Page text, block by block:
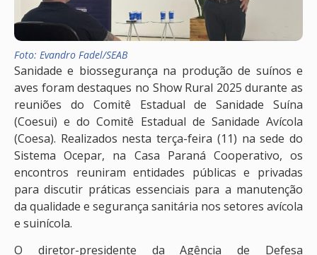
Foto: Evandro Fadel/SEAB
Sanidade e biossegurança na produção de suínos e
aves foram destaques no Show Rural 2025 durante as
reuniões do Comitê Estadual de Sanidade Suína
(Coesui) e do Comitê Estadual de Sanidade Avícola
(Coesa). Realizados nesta terça-feira (11) na sede do
Sistema Ocepar, na Casa Paraná Cooperativo, os
encontros reuniram entidades públicas e privadas
para discutir práticas essenciais para a manutenção
da qualidade e segurança sanitária nos setores avícola
e suinícola.
O diretor-presidente da Agência de Defesa